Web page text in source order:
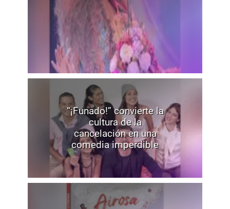
“¡Funado!” convierte la
cultura de la
cancelación en una
comedia imperdible